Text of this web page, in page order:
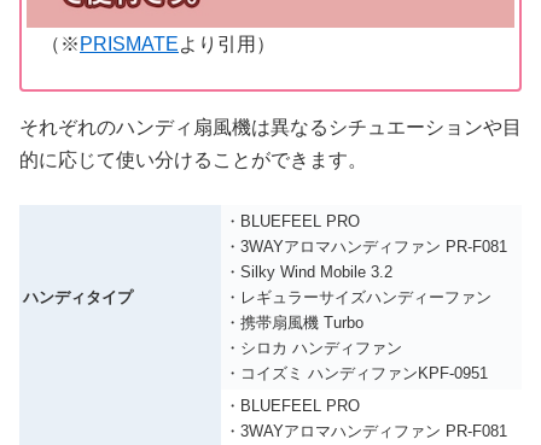
（※ PRISMATEより引用）
それぞれのハンディ扇風機は異なるシチュエーションや目
的に応じて使い分けることができます。
ハンディタイプ
・BLUEFEEL PRO
・3WAYアロマハンディファン PR-F081
・Silky Wind Mobile 3.2
・レギュラーサイズハンディーファン
・携帯扇風機 Turbo
・シロカ ハンディファン
・コイズミ ハンディファンKPF-0951
・BLUEFEEL PRO
・3WAYアロマハンディファン PR-F081